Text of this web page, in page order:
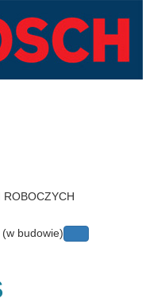
ROBOCZYCH
(w budowie)